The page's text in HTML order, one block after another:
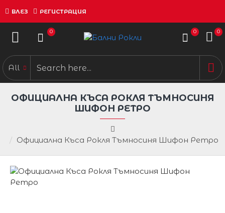
ВЛЕЗ РЕГИСТРАЦИЯ
0 0 0
All
Официална Къса Рокля Тъмносиня Шифон Ретро
ОФИЦИАЛНА КЪСА РОКЛЯ ТЪМНОСИНЯ
ШИФОН РЕТРО